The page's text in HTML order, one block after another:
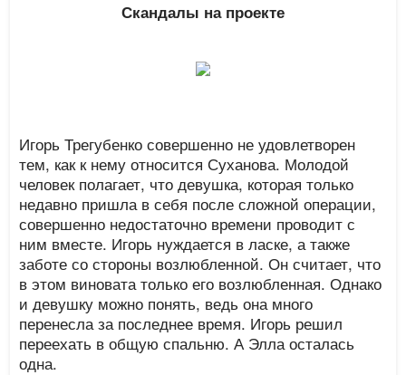
Скандалы на проекте
Игорь Трегубенко совершенно не удовлетворен
тем, как к нему относится Суханова. Молодой
человек полагает, что девушка, которая только
недавно пришла в себя после сложной операции,
совершенно недостаточно времени проводит с
ним вместе. Игорь нуждается в ласке, а также
заботе со стороны возлюбленной. Он считает, что
в этом виновата только его возлюбленная. Однако
и девушку можно понять, ведь она много
перенесла за последнее время. Игорь решил
переехать в общую спальню. А Элла осталась
одна.